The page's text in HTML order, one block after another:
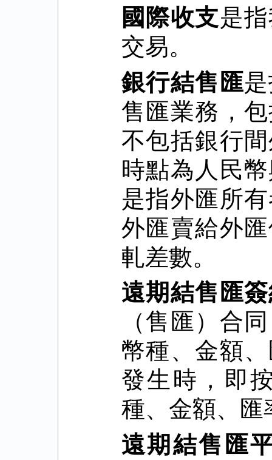
國際收支是
交易。
銀行結售匯
售匯業務，
不包括銀行
時點為人民
是指外匯所
外匯賣給外
軋差數。
遠期結售匯
（售匯）合
幣種、金額
發生時，即
種、金額、匯
遠期結售匯